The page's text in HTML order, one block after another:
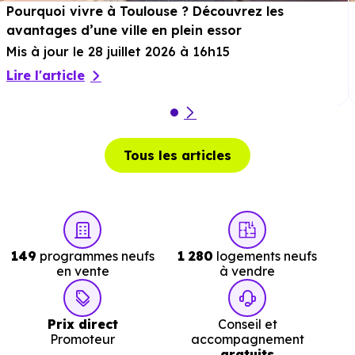
voiture ou à 5.3 km, soit 1h 03 min à pied.
Théâtre :Théâtre des Grands Enfants
min en voiture ou à 2.7 km, soit 33 min à pied
à 11.2 km, soit 14 min en voiture ou à 10.7 km, soit 2h
09 min à pied.
Bambou et Saveurs à 1.7 km, soit 3 min
Services :
Police : Gendarmerie - Brigade de Cugnaux
soit 7 min en voiture ou à 3 km, soit 37 min à pied
Pourquoi vivre à Toulouse ? Découvrez les
avantages d’une ville en plein essor
Mis à jour le 28 juillet 2026 à 16h15
Lire l'article
Tous les articles
149 programmes neufs
en vente
1 280 logements neufs
à vendre
Prix direct
Promoteur
Conseil et
accompagnement